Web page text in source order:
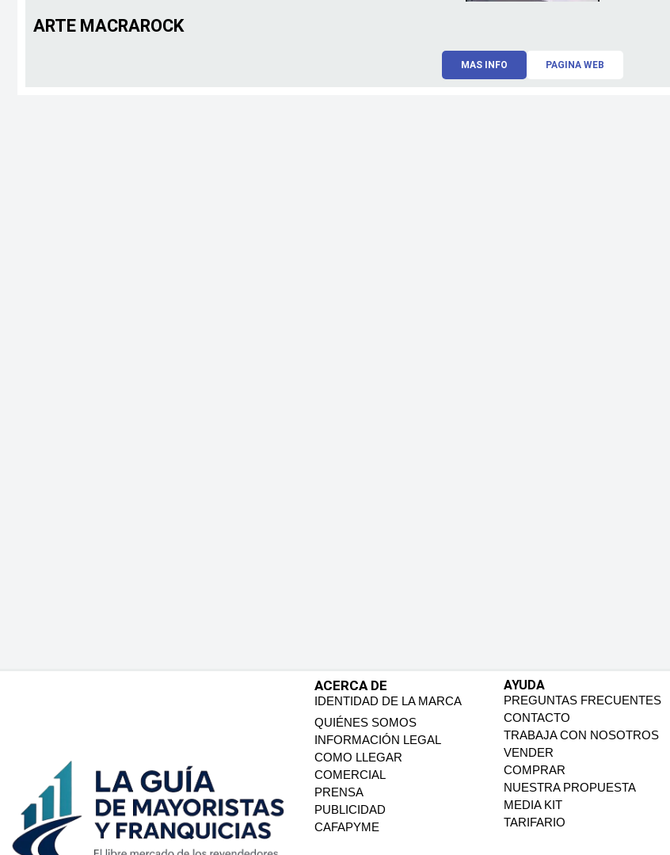
ARTE MACRAROCK
MAS INFO PAGINA WEB
ACERCA DE
IDENTIDAD DE LA MARCA
QUIÉNES SOMOS
INFORMACIÓN LEGAL
COMO LLEGAR
COMERCIAL
PRENSA
PUBLICIDAD
CAFAPYME
AYUDA
PREGUNTAS FRECUENTES
CONTACTO
TRABAJA CON NOSOTROS
VENDER
COMPRAR
NUESTRA PROPUESTA
MEDIA KIT
TARIFARIO